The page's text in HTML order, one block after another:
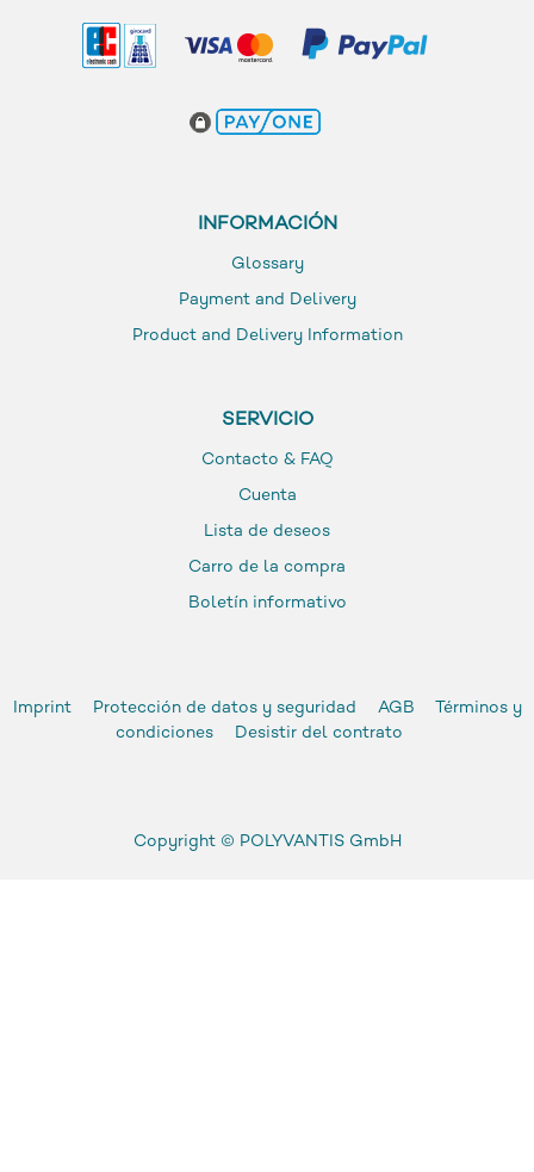
INFORMACIÓN
Glossary
Payment and Delivery
Product and Delivery Information
SERVICIO
Contacto & FAQ
Cuenta
Lista de deseos
Carro de la compra
Boletín informativo
Imprint Protección de datos y seguridad AGB
Términos y
condiciones
Desistir del contrato
Copyright © POLYVANTIS GmbH